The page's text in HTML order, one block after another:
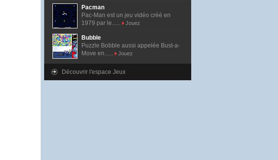
Pacman
Pac-Man est un jeu vidéo créé en
1979 par le......
Jouez
Bubble
Puzzle Bobble aussi appelée Bust-a-
Move en......
Jouez
Découvrir l'espace Jeux